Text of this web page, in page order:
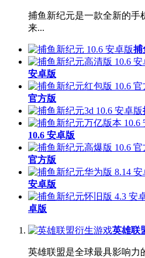
捕鱼新纪元是一款全新的手
来...
捕
安卓版
官方版
10.6 安卓版
官方版
安卓版
卓版
英雄联
英雄联盟是全球最具影响力